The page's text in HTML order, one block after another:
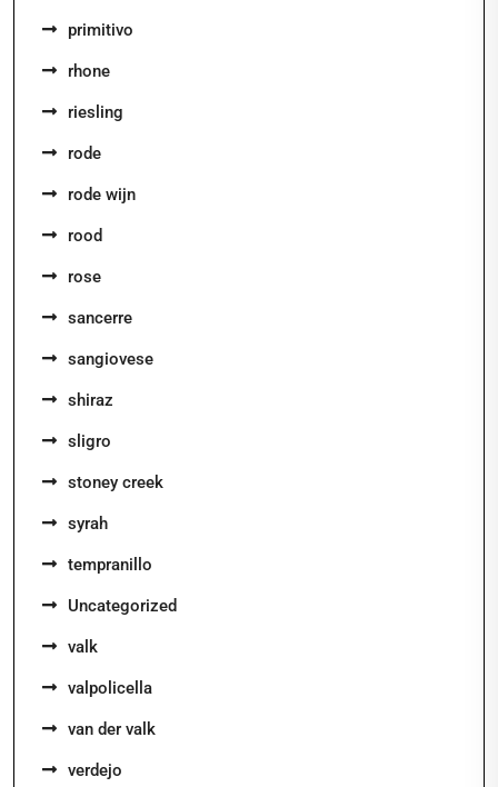
primitivo
rhone
riesling
rode
rode wijn
rood
rose
sancerre
sangiovese
shiraz
sligro
stoney creek
syrah
tempranillo
Uncategorized
valk
valpolicella
van der valk
verdejo